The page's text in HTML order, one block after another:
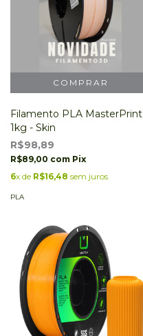
Filamento PLA MasterPrint
1kg - Skin
R$98,89
R$89,00 com Pix
6x de R$16,48 sem juros
PLA